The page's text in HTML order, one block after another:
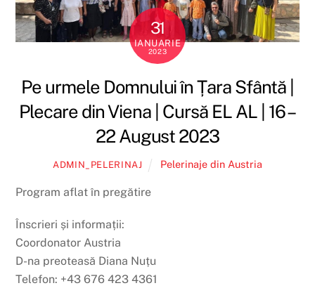
31
IANUARIE
2023
Pe urmele Domnului în Țara Sfântă |
Plecare din Viena | Cursă EL AL | 16 –
22 August 2023
ADMIN_PELERINAJ Pelerinaje din Austria
Program aflat în pregătire
Înscrieri și informații:
Coordonator Austria
D-na preoteasă Diana Nuțu
Telefon: +43 676 423 4361